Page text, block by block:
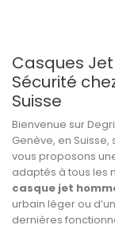
Casques
Sécurité
Suisse
Bienvenue sur
Genève, en
vous proposons
adaptés à tous les
casque jet
urbain léger ou d’un
dernières